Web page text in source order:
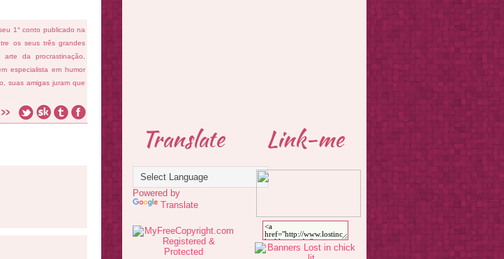
1° conto publicado na
os seus três grandes
da procrastinação,
especialista em humor
suas amigas juram que
Translate
Powered by
Translate
Link-me